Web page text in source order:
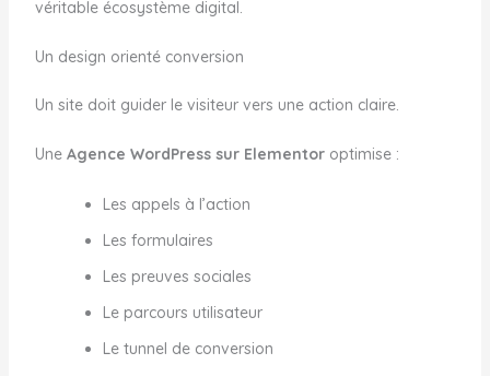
véritable écosystème digital.
Un design orienté conversion
Un site doit guider le visiteur vers une action claire.
Une Agence WordPress sur Elementoroptimise :
Les appels à l’action
Les formulaires
Les preuves sociales
Le parcours utilisateur
Le tunnel de conversion